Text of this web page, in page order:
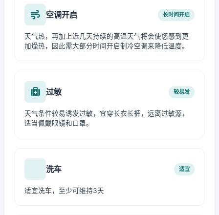
空调开启 长时间开启
天气热，再加上近几天持续的高温天气将会使您感到更
加燥热，因此需大部分时间开启制冷空调来降低温度。
过敏 较易发
天气条件较易诱发过敏，宜穿长衣长裤，远离过敏源，
适当佩戴眼镜和口罩。
洗车 适宜
适宜洗车，至少可维持3天